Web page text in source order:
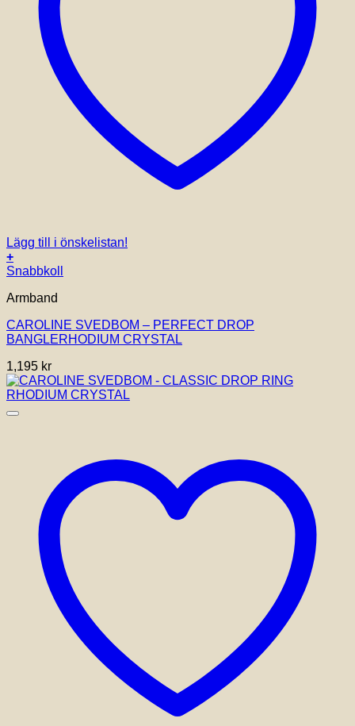
Lägg till i önskelistan!
+
Snabbkoll
Armband
CAROLINE SVEDBOM – PERFECT DROP
BANGLERHODIUM CRYSTAL
1,195 kr